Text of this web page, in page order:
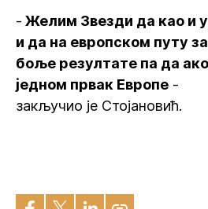
- Желим Звезди да као и
и да на европском путу
боље резултате па да
једном првак Европе -
закључио је Стојановић.